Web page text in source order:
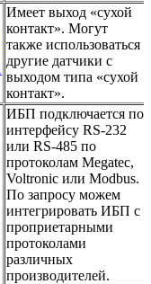
Имеет выход «сухой
контакт». Могут
также использоваться
другие датчики с
выходом типа «сухой
контакт».
ИБП подключается по
интерфейсу RS-232
или RS-485 по
протоколам Megatec,
Voltronic или Modbus.
По запросу можем
интегрировать ИБП с
проприетарными
протоколами
различных
производителей.